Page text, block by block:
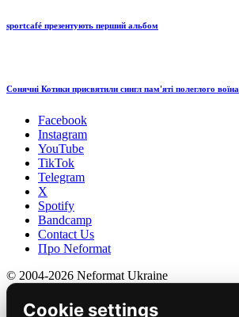
sportcafé презентують перший альбом
Сонячні Котики присвятили сингл пам'яті полеглого воїна
Facebook
Instagram
YouTube
TikTok
Telegram
X
Spotify
Bandcamp
Contact Us
Про Neformat
© 2004-2026 Neformat Ukraine
Cookie settings